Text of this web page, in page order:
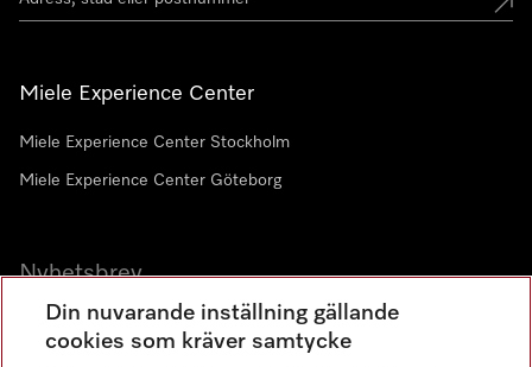
Miele Experience Center
Miele Experience Center Stockholm
Miele Experience Center Göteborg
Nyhetsbrev
Gå med i vår gemenskap
Din nuvarande inställning gällande
cookies som kräver samtycke